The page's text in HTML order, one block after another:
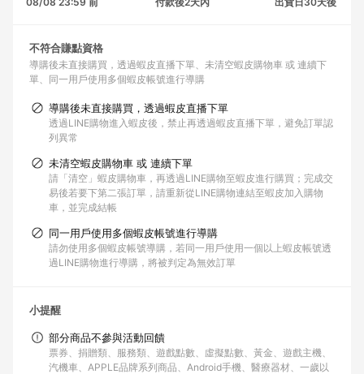
不符合賺點資格
導購後未直接購買，透過蝦皮直播下單
未清空蝦皮購物車 或 連續下
單
同一用戶使用多個蝦皮帳號進行導購
導購後未直接購買，透過蝦皮直播下單
透過LINE購物進入蝦皮後，禁止再透過蝦皮直播下單，避免訂單認
列異常
未清空蝦皮購物車 或 連續下單
請「清空」蝦皮購物車，再透過LINE購物至蝦皮進行購買；完成交
易後若要下第二張訂單，請重新從LINE購物連結至蝦皮加入購物
車，並完成結帳
同一用戶使用多個蝦皮帳號進行導購
請勿使用多個蝦皮帳號導購，若同一用戶使用一個以上蝦皮帳號透
過LINE購物進行導購，將被判定為無效訂單
小提醒
部分商品不參與活動回饋
票券、捐贈類、服務類、遊戲點數、虛擬點數、黃金、遊戲主機、
汽機車、APPLE品牌系列商品、Android手機、醫療器材、一歲以